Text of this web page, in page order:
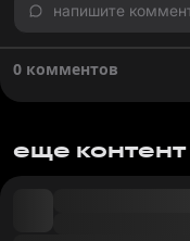
напишите
0 комментов
еще